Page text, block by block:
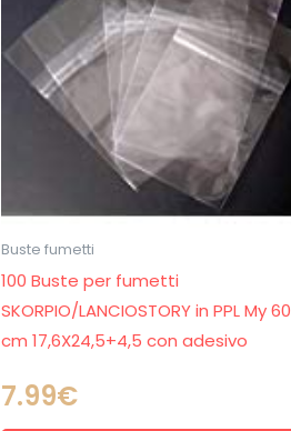
Buste fumetti
100 Buste per fumetti
SKORPIO/LANCIOSTORY in PPL My 60
cm 17,6X24,5+4,5 con adesivo
7.99€